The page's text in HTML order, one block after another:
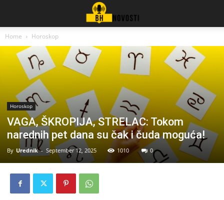
Home Horoskop
Horoskop
VAGA, ŠKROPIJA, STRELAC: Tokom
narednih pet dana su čak i čuda moguća!
By Urednik - September 12, 2025 1010 0